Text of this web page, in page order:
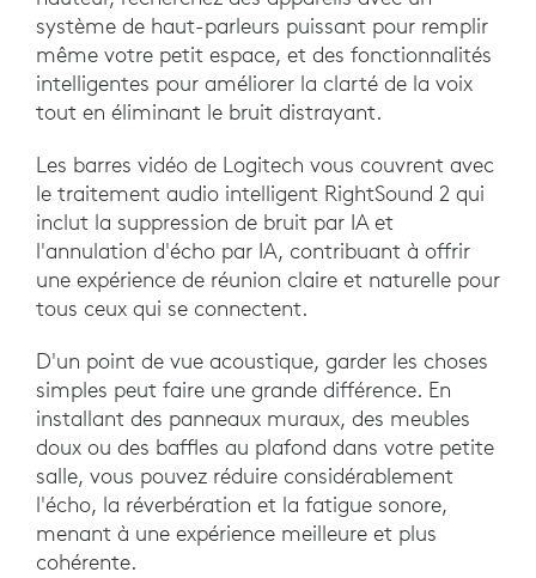
système de haut-parleurs puissant pour remplir
même votre petit espace, et des fonctionnalités
intelligentes pour améliorer la clarté de la voix
tout en éliminant le bruit distrayant.
Les barres vidéo de Logitech vous couvrent avec
le traitement audio intelligent RightSound 2 qui
inclut la suppression de bruit par IA et
l'annulation d'écho par IA, contribuant à offrir
une expérience de réunion claire et naturelle pour
tous ceux qui se connectent.
D'un point de vue acoustique, garder les choses
simples peut faire une grande différence. En
installant des panneaux muraux, des meubles
doux ou des baffles au plafond dans votre petite
salle, vous pouvez réduire considérablement
l'écho, la réverbération et la fatigue sonore,
menant à une expérience meilleure et plus
cohérente.